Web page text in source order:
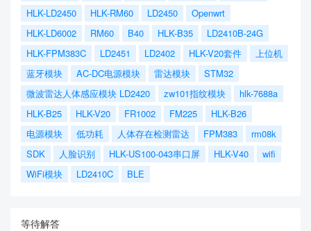
HLK-LD2450
HLK-RM60 LD2450
Openwrt
HLK-LD6002
RM60 B40 HLK-B35
LD2410B-24G
HLK-FPM383C
LD2451 LD2402 HLK-V20套件
上位机
蓝牙模块
AC-DC电源模块 雷达模块
STM32
微波雷达人体感应模块 LD2420
zw101指纹模块
hlk-7688a
HLK-B25
HLK-V20 FR1002 FM225
HLK-B26
电源模块
低功耗 人体存在检测雷达 FPM383
rm08k
SDK
人脸识别 HLK-US100-043串口屏 HLK-V40
wifi
WiFi模块
LD2410C BLE
等待解答